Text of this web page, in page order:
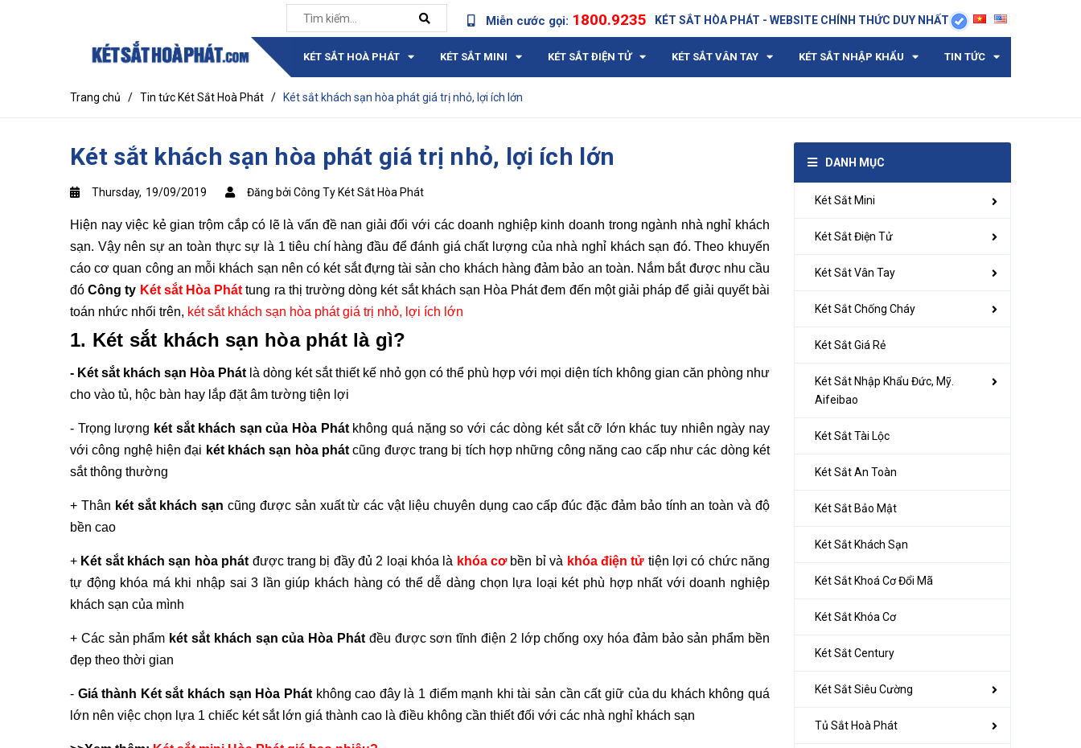
Miễn cước gọi: 1800.9235 KÉT SẮT HÒA PHÁT - WEBSITE CHÍNH THỨC DUY NHẤT
KÉT SẮT HOÀ PHÁT KÉT SẮT MINI KÉT SẮT ĐIỆN TỬ KÉT SẮT VÂN TAY KÉT SẮT NHẬP KHẨU TIN TỨC
Trang chủ / Tin tức Két Sắt Hoà Phát / Két sắt khách sạn hòa phát giá trị nhỏ, lợi ích lớn
Két sắt khách sạn hòa phát giá trị nhỏ, lợi ích lớn
Thursday, 19/09/2019 Đăng bởi Công Ty Két Sắt Hòa Phát
Hiện nay việc kẻ gian trộm cắp có lẽ là vấn đề nan giải đối với các doanh nghiệp kinh doanh trong ngành nhà nghỉ khách
sạn. Vậy nên sự an toàn thực sự là 1 tiêu chí hàng đầu để đánh giá chất lượng của nhà nghỉ khách sạn đó. Theo khuyến
cáo cơ quan công an mỗi khách sạn nên có két sắt đựng tài sản cho khách hàng đảm bảo an toàn. Nắm bắt được nhu cầu
đóCông ty Két sắt Hòa Phát tung ra thị trường dòng két sắt khách sạn Hòa Phát đem đến một giải pháp để giải quyết bài
toán nhức nhối trên, két sắt khách sạn hòa phát giá trị nhỏ, lợi ích lớn
1. Két sắt khách sạn hòa phát là gì?
- Két sắt khách sạn Hòa Phát là dòng két sắt thiết kế nhỏ gọn có thể phù hợp với mọi diện tích không gian căn phòng như
cho vào tủ, hộc bàn hay lắp đặt âm tường tiện lợi
- Trọng lượng két sắt khách sạn của Hòa Phátkhông quá nặng so với các dòng két sắt cỡ lớn khác tuy nhiên ngày nay
với công nghệ hiện đại két khách sạn hòa phát cũng được trang bị tích hợp những công năng cao cấp như các dòng két
sắt thông thường
+ Thân két sắt khách sạn cũng được sản xuất từ các vật liệu chuyên dụng cao cấp đúc đặc đảm bảo tính an toàn và độ
bền cao
+ Két sắt khách sạn hòa phát được trang bị đầy đủ 2 loại khóa là khóa cơ bền bỉ và khóa điện tử tiện lợi có chức năng
tự động khóa má khi nhập sai 3 lần giúp khách hàng có thể dễ dàng chọn lựa loại két phù hợp nhất với doanh nghiệp
khách sạn của mình
+ Các sản phẩm két sắt khách sạn của Hòa Phát đều được sơn tĩnh điện 2 lớp chống oxy hóa đảm bảo sản phẩm bền
đẹp theo thời gian
- Giá thành Két sắt khách sạn Hòa Phátkhông cao đây là 1 điểm mạnh khi tài sản cần cất giữ của du khách không quá
lớn nên việc chọn lựa 1 chiếc két sắt lớn giá thành cao là điều không cần thiết đối với các nhà nghỉ khách sạn
DANH MỤC
Két Sắt Mini
Két Sắt Điện Tử
Két Sắt Vân Tay
Két Sắt Chống Cháy
Két Sắt Giá Rẻ
Két Sắt Nhập Khẩu Đức, Mỹ.
Aifeibao
Két Sắt Tài Lộc
Két Sắt An Toàn
Két Sắt Bảo Mật
Két Sắt Khách Sạn
Két Sắt Khoá Cơ Đổi Mã
Két Sắt Khóa Cơ
Két Sắt Century
Két Sắt Siêu Cường
Tủ Sắt Hoà Phát